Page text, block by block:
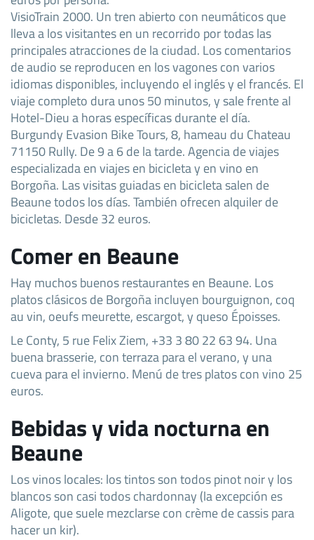
VisioTrain 2000. Un tren abierto con neumáticos que
lleva a los visitantes en un recorrido por todas las
principales atracciones de la ciudad. Los comentarios
de audio se reproducen en los vagones con varios
idiomas disponibles, incluyendo el inglés y el francés. El
viaje completo dura unos 50 minutos, y sale frente al
Hotel-Dieu a horas específicas durante el día.
Burgundy Evasion Bike Tours, 8, hameau du Chateau
71150 Rully. De 9 a 6 de la tarde. Agencia de viajes
especializada en viajes en bicicleta y en vino en
Borgoña. Las visitas guiadas en bicicleta salen de
Beaune todos los días. También ofrecen alquiler de
bicicletas. Desde 32 euros.
Comer en Beaune
Hay muchos buenos restaurantes en Beaune. Los
platos clásicos de Borgoña incluyen bourguignon, coq
au vin, oeufs meurette, escargot, y queso Époisses.
Le Conty, 5 rue Felix Ziem, +33 3 80 22 63 94. Una
buena brasserie, con terraza para el verano, y una
cueva para el invierno. Menú de tres platos con vino 25
euros.
Bebidas y vida nocturna en
Beaune
Los vinos locales: los tintos son todos pinot noir y los
blancos son casi todos chardonnay (la excepción es
Aligote, que suele mezclarse con crème de cassis para
hacer un kir).